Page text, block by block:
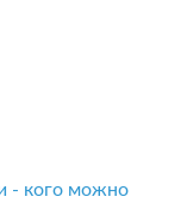
- кого можно